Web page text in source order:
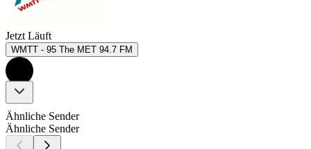
Jetzt Läuft
WMTT - 95 The MET 94.7 FM
Ähnliche Sender
Ähnliche Sender